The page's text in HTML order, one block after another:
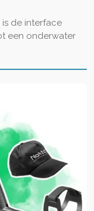
de interface
een onderwater